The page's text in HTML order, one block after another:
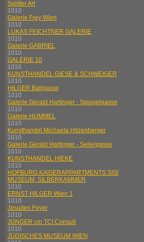
Splitter Art
1010
Galerie Frey Wien
1010
LUKAS FEICHTNER GALERIE
1010
Galerie GABRIEL
1010
GALERIE 10
1010
KUNSTHANDEL GIESE & SCHWEIGER
1010
HILGER Ballgasse
1010
Galerie Gerald Hartinger - Spiegelgasse
1010
Galerie HUMMEL
1010
Kunsthandel Michaela Hitzenberger
1010
Galerie Gerald Hartinger - Seilergasse
1010
KUNSTHANDEL HIEKE
1010
HOFBURG KAISERAPPARTMENTS SISI
MUSEUM, SILBERKAMMER
1010
ERNST HILGER Wien 1
1010
Jesuiten Foyer
1010
JÜNGER c/o TCI Consult
1010
JÜDISCHES MUSEUM WIEN